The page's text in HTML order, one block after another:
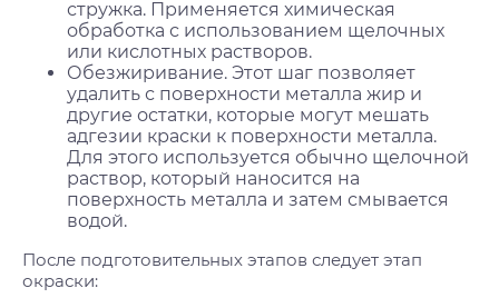
стружка. Применяется химическая
обработка с использованием щелочных
или кислотных растворов.
Обезжиривание. Этот шаг позволяет
удалить с поверхности металла жир и
другие остатки, которые могут мешать
адгезии краски к поверхности металла.
Для этого используется обычно щелочной
раствор, который наносится на
поверхность металла и затем смывается
водой.
После подготовительных этапов следует этап
окраски: